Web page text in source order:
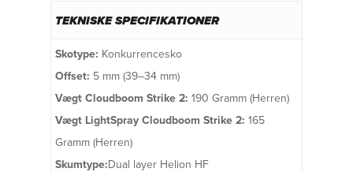
TEKNISKE SPECIFIKATIONER
Skotype: Konkurrencesko
Offset: 5 mm (39–34 mm)
Vægt Cloudboom Strike 2: 190 Gramm (Herren)
Vægt LightSpray Cloudboom Strike 2: 165
Gramm (Herren)
Skumtype:Dual layer Helion HF